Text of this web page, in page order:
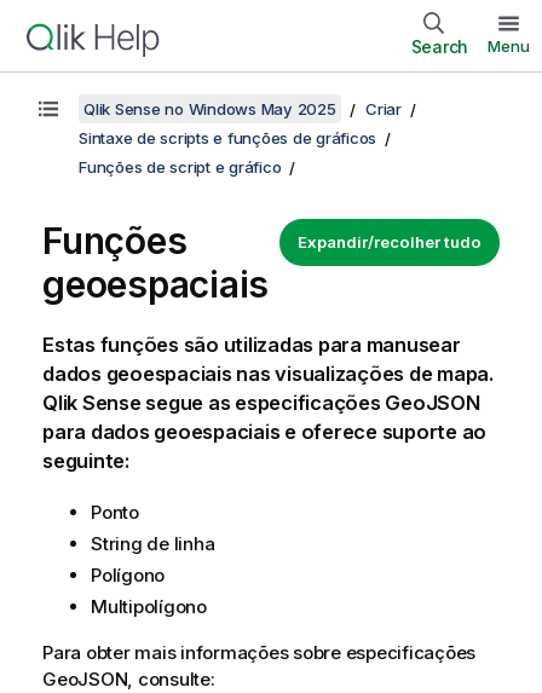
Search Menu
Qlik Sense no Windows May 2025
Criar
Sintaxe de scripts e funções de gráficos
Funções de script e gráfico
Expandir/recolher tudo
Funções
geoespaciais
Estas funções são utilizadas para manusear
dados geoespaciais nas visualizações de mapa.
Qlik Sensesegue as especificações GeoJSON
para dados geoespaciais e oferece suporte ao
seguinte:
Ponto
String de linha
Polígono
Multipolígono
Para obter mais informações sobre especificações
GeoJSON, consulte: